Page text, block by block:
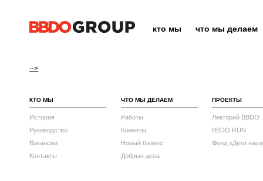
кто мы что мы делаем
-->
КТО МЫ
История
Руководство
Вакансии
Контакты
ЧТО МЫ ДЕЛАЕМ
Работы
Клиенты
Новый бизнес
Добрые дела
ПРОЕКТЫ
Лекторий BBDO
BBDO RUN
Фонд «Дети